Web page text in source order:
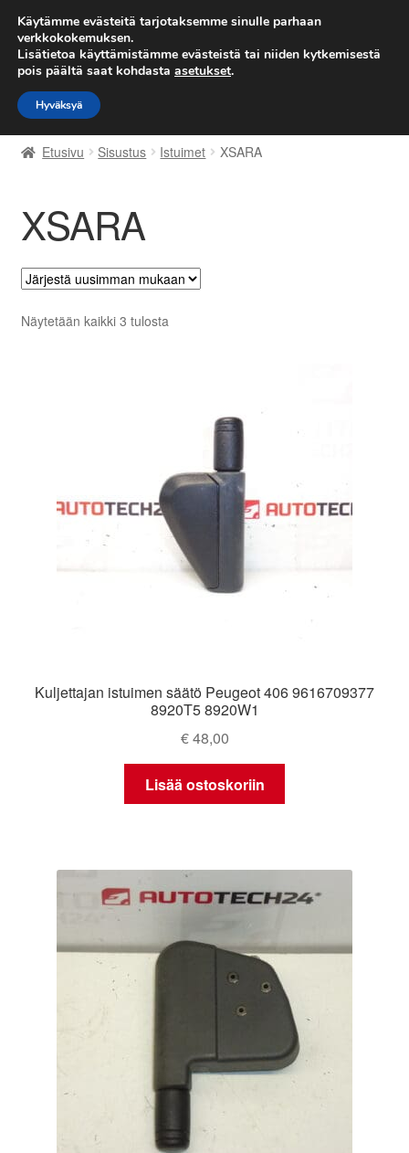
TOIMITUS alkaen 7 EUR
Siirry
navigointiin
Siirry
sisältöön
Etusivu
Kärry
Käyttöehdot
Kuljetus
Maailmanlaajuinen toimitus
Reklamaatiomenettely
Valitukset
Etusivu Sisustus Istuimet XSARA
XSARA
Näytetään kaikki 3 tulostaSorted
Kuljettajan istuimen säätö Peugeot 406 9616709377
8920T5 8920W1
€48,00
Lisää ostoskoriin
Käytämme evästeitä tarjotaksemme sinulle parhaan
verkkokokemuksen.
Lisätietoa käyttämistämme evästeistä tai niiden kytkemisestä
pois päältä saat kohdasta asetukset.
Hyväksyä